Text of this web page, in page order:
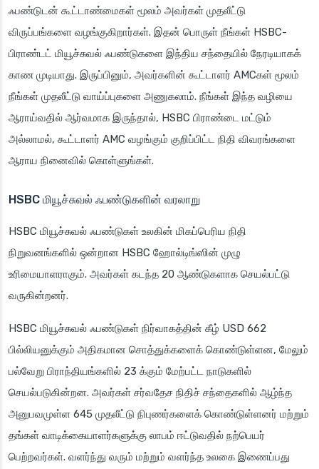
ஃபண்டுடன் கூட்டாண்மைகள் மூலம் அவர்கள் முதலீட்டு
விருப்பங்களை வழங்குகிறார்கள். இதன் பொருள் நீங்கள் HSBC-
பிராண்டட் மியூச்சுவல் ஃபண்டுகளை இந்திய சந்தையில் நேரடியாகக்
காண முடியாது. இருப்பினும், அவர்களின் கூட்டாளர் AMCகள் மூலம்
நீங்கள் முதலீட்டு வாய்ப்புகளை அணுகலாம். நீங்கள் இந்த வழியை
ஆராய்வதில் ஆர்வமாக இருந்தால், HSBC பிராண்டை மட்டும்
அல்லாமல், கூட்டாளர் AMC வழங்கும் குறிப்பிட்ட நிதி விவரங்களை
ஆராய நினைவில் கொள்ளுங்கள்.
HSBC மியூச்சுவல் ஃபண்டுகளின் வரலாறு
HSBC மியூச்சுவல் ஃபண்டுகள் உலகின் மிகப்பெரிய நிதி
நிறுவனங்களில் ஒன்றான HSBC ஹோல்டிங்ஸின் முழு
உரிமையாளராகும். அவர்கள் கடந்த 20 ஆண்டுகளாக செயல்பட்டு
வருகின்றனர்.
HSBC மியூச்சுவல் ஃபண்டுகள் நிர்வாகத்தின் கீழ் USD 662
பில்லியனுக்கும் அதிகமான சொத்துக்களைக் கொண்டுள்ளன, மேலும்
பல்வேறு பிராந்தியங்களில் 23 க்கும் மேற்பட்ட நாடுகளில்
செயல்படுகின்றன. அவர்கள் சர்வதேச நிதிச் சந்தைகளில் ஆழ்ந்த
அனுபவமுள்ள 645 முதலீட்டு நிபுணர்களைக் கொண்டுள்ளனர் மற்றும்
தங்கள் வாடிக்கையாளர்களுக்கு லாபம் ஈட்டுவதில் நற்பெயர்
பெற்றவர்கள். வளர்ந்து வரும் மற்றும் வளர்ந்த உலகை இணைப்பது